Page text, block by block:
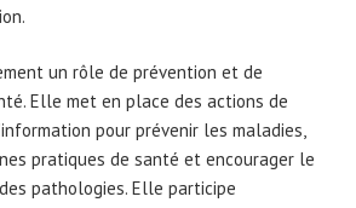
un rôle de prévention et de
Elle met en place des actions de
pour prévenir les maladies,
pratiques de santé et encourager le
pathologies. Elle participe